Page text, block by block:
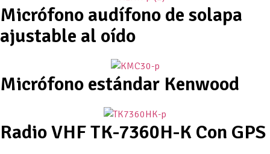
Micrófono audífono de solapa
ajustable al oído
Micrófono estándar Kenwood
Radio VHF TK-7360H-K Con GPS